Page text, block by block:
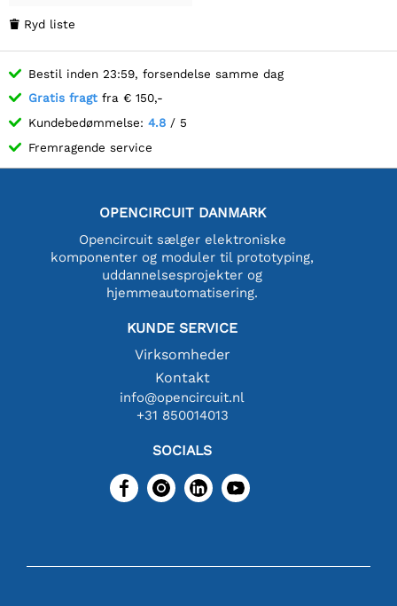
 Ryd liste
Bestil inden 23:59, forsendelse samme dag
Gratis fragt fra € 150,-
Kundebedømmelse: 4.8 / 5
Fremragende service
OPENCIRCUIT DANMARK
Opencircuit sælger elektroniske
komponenter og moduler til prototyping,
uddannelsesprojekter og
hjemmeautomatisering.
KUNDE SERVICE
Virksomheder
Kontakt
info@opencircuit.nl
+31 850014013
SOCIALS